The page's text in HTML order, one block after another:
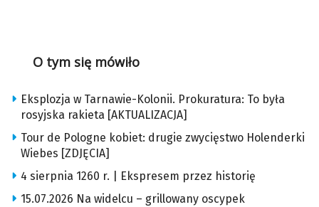
O tym się mówiło
Eksplozja w Tarnawie-Kolonii. Prokuratura: To była
rosyjska rakieta [AKTUALIZACJA]
Tour de Pologne kobiet: drugie zwycięstwo Holenderki
Wiebes [ZDJĘCIA]
4 sierpnia 1260 r. | Ekspresem przez historię
15.07.2026 Na widelcu – grillowany oscypek